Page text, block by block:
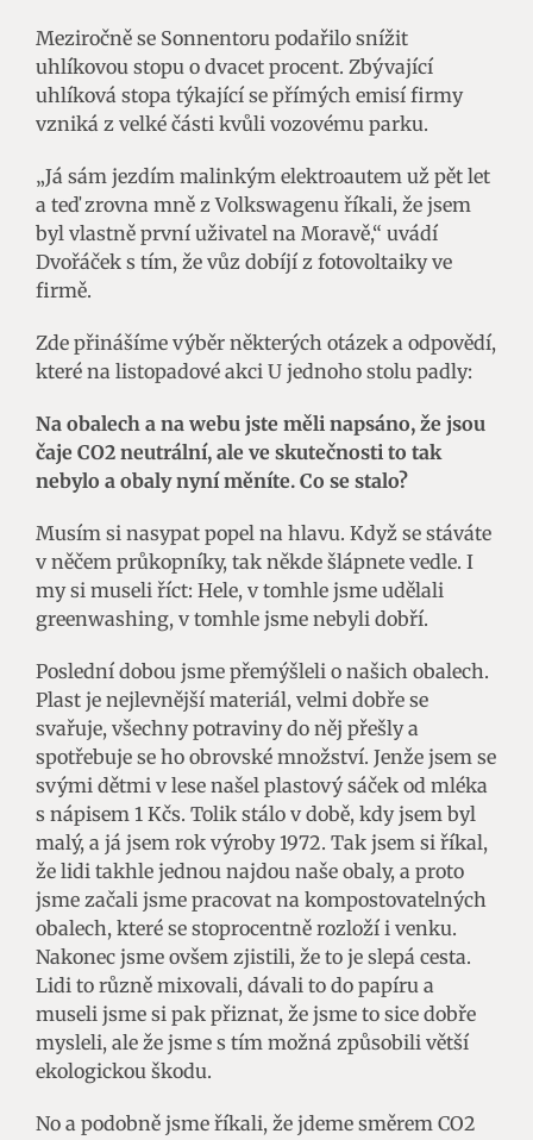
Meziročně se Sonnentoru podařilo snížit
uhlíkovou stopu o dvacet procent. Zbývající
uhlíková stopa týkající se přímých emisí firmy
vzniká z velké části kvůli vozovému parku.
„Já sám jezdím malinkým elektroautem už pět let
a teď zrovna mně z Volkswagenu říkali, že jsem
byl vlastně první uživatel na Moravě,“ uvádí
Dvořáček s tím, že vůz dobíjí z fotovoltaiky ve
firmě.
Zde přinášíme výběr některých otázek a odpovědí,
které na listopadové akci U jednoho stolu padly:
Na obalech a na webu jste měli napsáno, že jsou
čaje CO2 neutrální, ale ve skutečnosti to tak
nebylo a obaly nyní měníte. Co se stalo?
Musím si nasypat popel na hlavu. Když se stáváte
v něčem průkopníky, tak někde šlápnete vedle. I
my si museli říct: Hele, v tomhle jsme udělali
greenwashing, v tomhle jsme nebyli dobří.
Poslední dobou jsme přemýšleli o našich obalech.
Plast je nejlevnější materiál, velmi dobře se
svařuje, všechny potraviny do něj přešly a
spotřebuje se ho obrovské množství. Jenže jsem se
svými dětmi v lese našel plastový sáček od mléka
s nápisem 1 Kčs. Tolik stálo v době, kdy jsem byl
malý, a já jsem rok výroby 1972. Tak jsem si říkal,
že lidi takhle jednou najdou naše obaly, a proto
jsme začali jsme pracovat na kompostovatelných
obalech, které se stoprocentně rozloží i venku.
Nakonec jsme ovšem zjistili, že to je slepá cesta.
Lidi to různě mixovali, dávali to do papíru a
museli jsme si pak přiznat, že jsme to sice dobře
mysleli, ale že jsme s tím možná způsobili větší
ekologickou škodu.
No a podobně jsme říkali, že jdeme směrem CO2